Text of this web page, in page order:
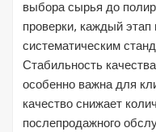
выбора сырья до
проверки, каждый этап
систематическим
Стабильность
особенно важна для
качество снижает
послепродажного